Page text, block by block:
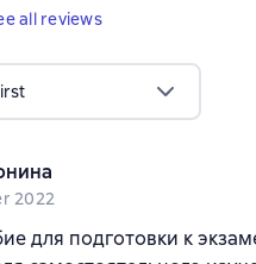
all reviews
2022
для подготовки к